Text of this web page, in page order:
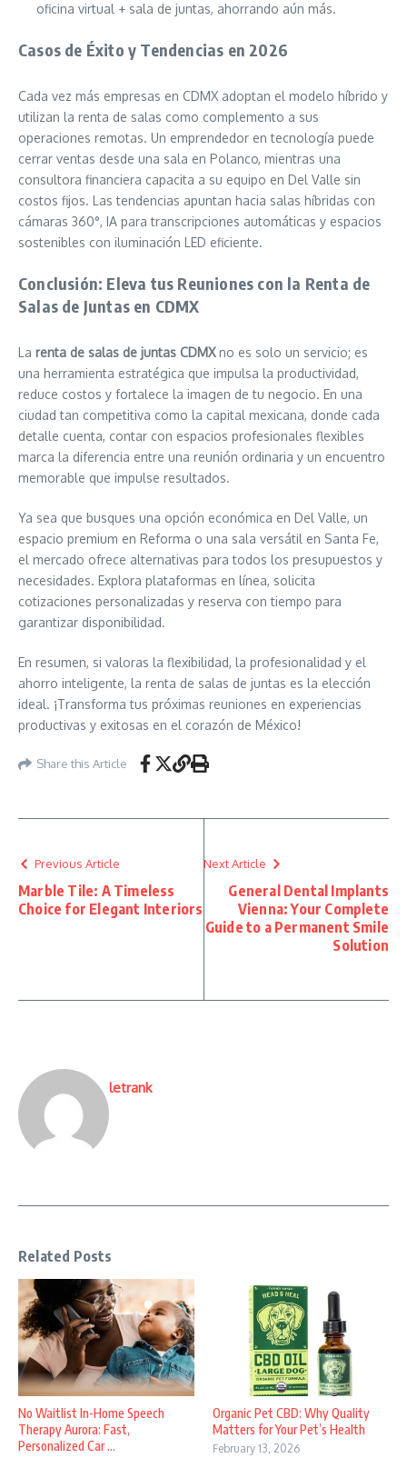
oficina virtual + sala de juntas, ahorrando aún más.
Casos de Éxito y Tendencias en 2026
Cada vez más empresas en CDMX adoptan el modelo híbrido y
utilizan la renta de salas como complemento a sus
operaciones remotas. Un emprendedor en tecnología puede
cerrar ventas desde una sala en Polanco, mientras una
consultora financiera capacita a su equipo en Del Valle sin
costos fijos. Las tendencias apuntan hacia salas híbridas con
cámaras 360°, IA para transcripciones automáticas y espacios
sostenibles con iluminación LED eficiente.
Conclusión: Eleva tus Reuniones con la Renta de
Salas de Juntas en CDMX
La renta de salas de juntas CDMXno es solo un servicio; es
una herramienta estratégica que impulsa la productividad,
reduce costos y fortalece la imagen de tu negocio. En una
ciudad tan competitiva como la capital mexicana, donde cada
detalle cuenta, contar con espacios profesionales flexibles
marca la diferencia entre una reunión ordinaria y un encuentro
memorable que impulse resultados.
Ya sea que busques una opción económica en Del Valle, un
espacio premium en Reforma o una sala versátil en Santa Fe,
el mercado ofrece alternativas para todos los presupuestos y
necesidades. Explora plataformas en línea, solicita
cotizaciones personalizadas y reserva con tiempo para
garantizar disponibilidad.
En resumen, si valoras la flexibilidad, la profesionalidad y el
ahorro inteligente, la renta de salas de juntas es la elección
ideal. ¡Transforma tus próximas reuniones en experiencias
productivas y exitosas en el corazón de México!
Share this Article
Previous Article
Marble Tile: A Timeless
Choice for Elegant Interiors
Next Article
General Dental Implants
Vienna: Your Complete
Guide to a Permanent Smile
Solution
letrank
Related Posts
No Waitlist In-Home Speech
Therapy Aurora: Fast,
Personalized Car ...
Organic Pet CBD: Why Quality
Matters for Your Pet’s Health
February 13, 2026